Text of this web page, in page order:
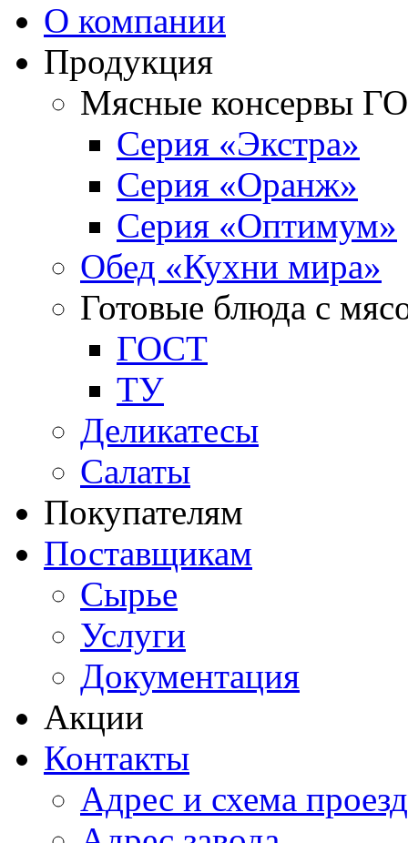
О компании
Продукция
Мясные консервы
Серия «Экстра»
Серия «Оранж»
Серия «Оптимум»
Обед «Кухни мира»
Готовые блюда с
ГОСТ
ТУ
Деликатесы
Салаты
Покупателям
Поставщикам
Сырье
Услуги
Документация
Акции
Контакты
Адрес и схема